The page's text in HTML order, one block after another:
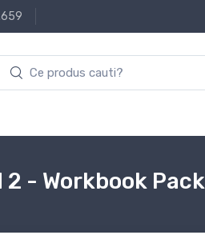
2 - Workbook Pack